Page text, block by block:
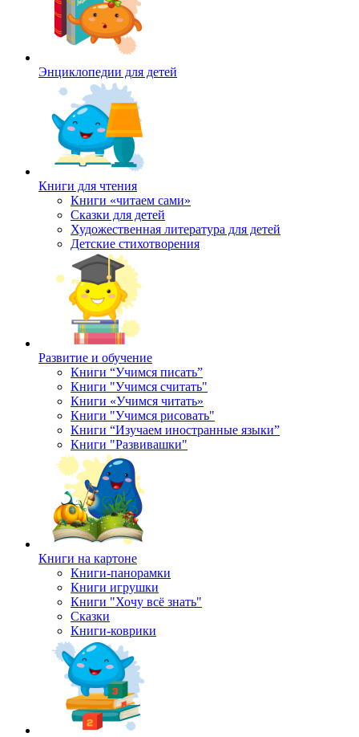
Энциклопедии для детей
Книги для чтения
Книги «читаем сами»
Сказки для детей
Художественная литература для детей
Детские стихотворения
Развитие и обучение
Книги “Учимся писать”
Книги "Учимся считать"
Книги «Учимся читать»
Книги "Учимся рисовать"
Книги “Изучаем иностранные языки”
Книги "Развивашки"
Книги на картоне
Книги-панорамки
Книги игрушки
Книги "Хочу всё знать"
Сказки
Книги-коврики